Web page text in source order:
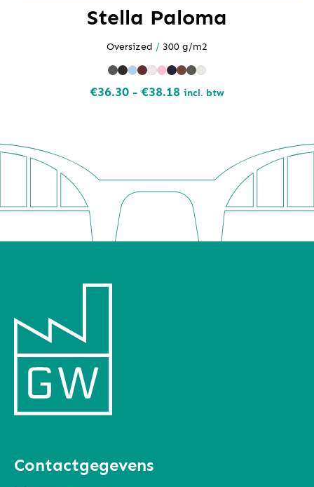
Stella Paloma
Oversized / 300 g/m2
€36.30 - €38.18 Prijsklasse:
incl. btw
Contactgegevens